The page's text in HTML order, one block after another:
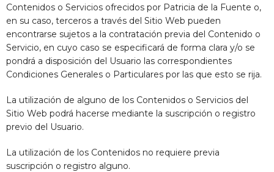
Contenidos o Servicios ofrecidos por Patricia de la Fuente o,
en su caso, terceros a través del Sitio Web pueden
encontrarse sujetos a la contratación previa del Contenido o
Servicio, en cuyo caso se especificará de forma clara y/o se
pondrá a disposición del Usuario las correspondientes
Condiciones Generales o Particulares por las que esto se rija.
La utilización de alguno de los Contenidos o Servicios del
Sitio Web podrá hacerse mediante la suscripción o registro
previo del Usuario.
La utilización de los Contenidos no requiere previa
suscripción o registro alguno.